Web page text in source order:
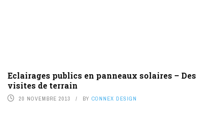
Eclairages publics en panneaux solaires – Des
visites de terrain
20 NOVEMBRE 2013 BY CONNEX DESIGN